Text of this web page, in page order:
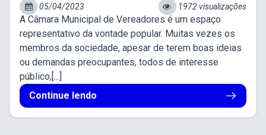
05/04/2023 1972 visualizações
A Câmara Municipal de Vereadores é um espaço
representativo da vontade popular. Muitas vezes os
membros da sociedade, apesar de terem boas ideias
ou demandas preocupantes, todos de interesse
público,[...]
Continue lendo